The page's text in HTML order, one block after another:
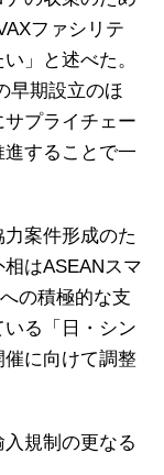
ファシリテ
」と述べた。
早期設立のほ
プライチェー
することで一
案件形成のた
はASEANスマ
の積極的な支
る「日・シン
に向けて調整
規制の更なる